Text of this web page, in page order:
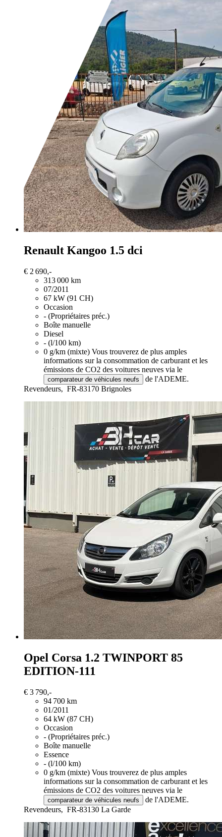
Renault Kangoo 1.5 dci
€ 2 690,-
313 000 km
07/2011
67 kW (91 CH)
Occasion
- (Propriétaires préc.)
Boîte manuelle
Diesel
- (l/100 km)
0 g/km (mixte) Vous trouverez de plus amples
informations sur la consommation de carburant et les
émissions de CO2 des voitures neuves via le
comparateur de véhicules neufs
de l'ADEME.
Revendeurs, FR-83170 Brignoles
Opel Corsa 1.2 TWINPORT 85
EDITION-111
€ 3 790,-
94 700 km
01/2011
64 kW (87 CH)
Occasion
- (Propriétaires préc.)
Boîte manuelle
Essence
- (l/100 km)
0 g/km (mixte) Vous trouverez de plus amples
informations sur la consommation de carburant et les
émissions de CO2 des voitures neuves via le
comparateur de véhicules neufs
de l'ADEME.
Revendeurs, FR-83130 La Garde